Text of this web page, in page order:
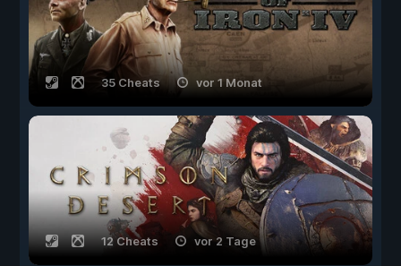
35 Cheats vor 1 Monat
12 Cheats vor 2 Tage